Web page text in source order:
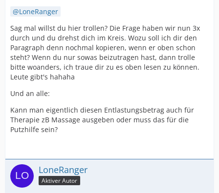
LoneRanger
Sag mal willst du hier trollen? Die Frage haben wir nun 3x
durch und du drehst dich im Kreis. Wozu soll ich dir den
Paragraph denn nochmal kopieren, wenn er oben schon
steht? Wenn du nur sowas beizutragen hast, dann trolle
bitte woanders, ich traue dir zu es oben lesen zu können.
Leute gibt's hahaha
Und an alle:
Kann man eigentlich diesen Entlastungsbetrag auch für
Therapie zB Massage ausgeben oder muss das für die
Putzhilfe sein?
LoneRanger
Aktiver Autor